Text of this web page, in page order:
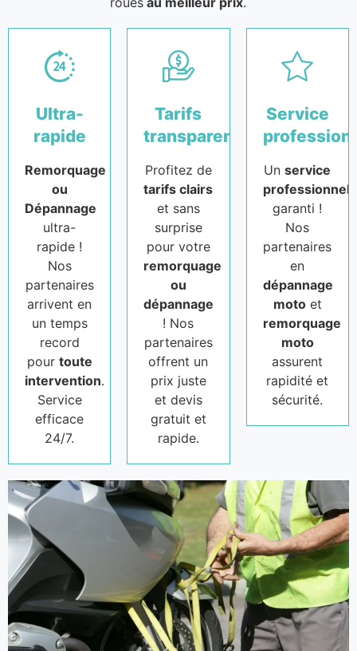
Ultra-
rapide
Remorquage
ou
Dépannage
ultra-
rapide !
Nos
partenaires
arrivent en
un temps
record
pour toute
intervention.
Service
efficace
24/7.
Tarifs
transparents
Profitez de
tarifs clairs
et sans
surprise
pour votre
remorquage
ou
dépannage
! Nos
partenaires
offrent un
prix juste
et devis
gratuit et
rapide.
Service
Unservice
professionnel
garanti !
Nos
partenaires
en
dépannage
motoet
remorquage
moto
assurent
rapidité et
sécurité.